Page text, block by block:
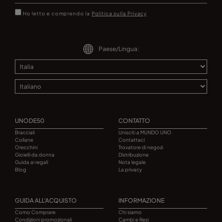
Ho letto e comprendo la Politica sulla Privacy
Paese/Lingua:
UNODE50
Bracciali
Collane
Orecchini
Gioielli da donna
Guida ai regali
Blog
CONTATTO
Unisciti a MUNDO UNO
Contattaci
Trovatore di negozi
Distribuzione
Nota legale
La privacy
GUIDA ALL'ACQUISTO
Como Comprare
Condizioni promozionali
INFORMAZIONE
Chi siamo
Cambi e Resi